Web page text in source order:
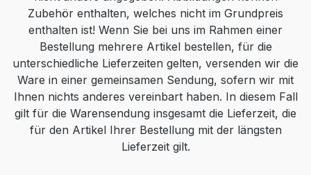
Zubehör enthalten, welches nicht im Grundpreis
enthalten ist! Wenn Sie bei uns im Rahmen einer
Bestellung mehrere Artikel bestellen, für die
unterschiedliche Lieferzeiten gelten, versenden wir die
Ware in einer gemeinsamen Sendung, sofern wir mit
Ihnen nichts anderes vereinbart haben. In diesem Fall
gilt für die Warensendung insgesamt die Lieferzeit, die
für den Artikel Ihrer Bestellung mit der längsten
Lieferzeit gilt.